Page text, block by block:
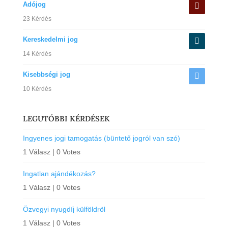
Adójog
23 Kérdés
Kereskedelmi jog
14 Kérdés
Kisebbségi jog
10 Kérdés
LEGUTÓBBI KÉRDÉSEK
Ingyenes jogi tamogatás (büntető jogról van szó)
1 Válasz | 0 Votes
Ingatlan ajándékozás?
1 Válasz | 0 Votes
Özvegyi nyugdíj külföldröl
1 Válasz | 0 Votes